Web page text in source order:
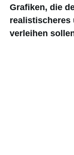
Grafiken, die
realistischeres
verleihen